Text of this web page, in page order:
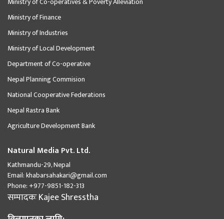
Ministry of Finance
Ministry of Industries
Ministry of Local Development
Department of Co-operative
Nepal Planning Commision
National Cooperative Federations
Nepal Rastra Bank
Agriculture Development Bank
Natural Media Pvt. Ltd.
Kathmandu-29, Nepal
Email:khabarsahakari@gmail.com
Phone:+977-9851-182-313
सम्पादकःKajee Shresstha